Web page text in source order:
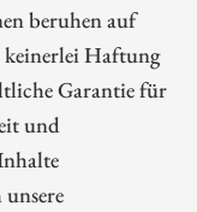
beruhen auf
keinerlei Haftung
Garantie für
und